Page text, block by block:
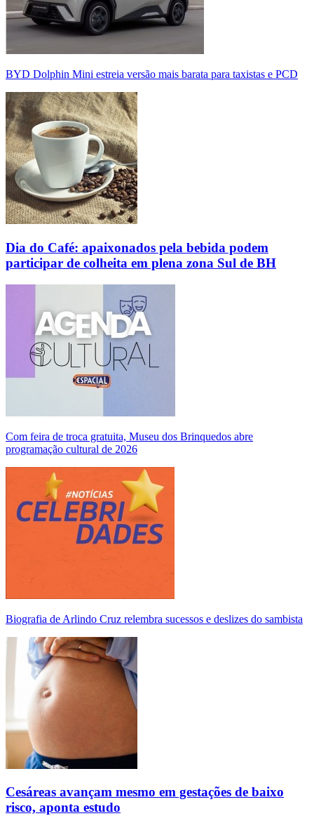
BYD Dolphin Mini estreia versão mais barata para taxistas e PCD
Dia do Café: apaixonados pela bebida podem
participar de colheita em plena zona Sul de BH
Com feira de troca gratuita, Museu dos Brinquedos abre
programação cultural de 2026
Biografia de Arlindo Cruz relembra sucessos e deslizes do sambista
Cesáreas avançam mesmo em gestações de baixo
risco, aponta estudo